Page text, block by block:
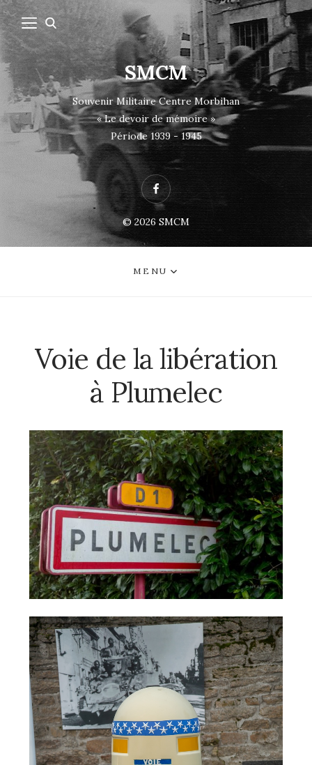
SMCM
Souvenir Militaire Centre Morbihan
« Le devoir de mémoire »
Période 1939 - 1945
Facebook
© 2026 SMCM
MENU
Voie de la libération
à Plumelec